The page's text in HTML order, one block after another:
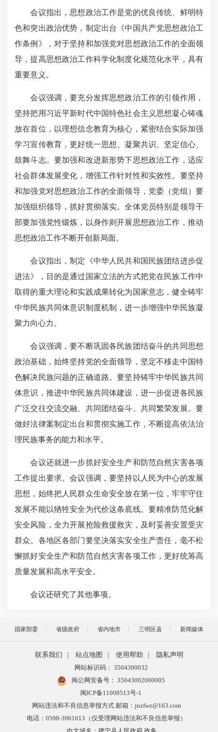
会议指出，思想政治工作是党的优良传统、鲜明特
色和突出政治优势，制定出台《中国共产党思想政治工
作条例》，对于坚持和加强党对思想政治工作的全面领
导，提高思想政治工作科学化制度化规范化水平，具有
重要意义。
会议强调，要充分发挥思想政治工作的引领作用，
坚持把用习近平新时代中国特色社会主义思想凝心铸魂
放在首位，以理想信念教育为核心，紧密结合实际加强
学习宣传教育，更好统一思想、凝聚共识、坚定信心、
鼓舞斗志。要加强和改进新形势下思想政治工作，适应
社会群体发展变化，增强工作针对性和实效性。要坚持
和加强党对思想政治工作的全面领导，党委（党组）要
加强组织领导，抓好贯彻落实。全体党员特别是领导干
部要加强党性锻炼，以身作则开展思想政治工作，推动
思想政治工作不断开创新局面。
会议指出，制定《中华人民共和国民族团结进步促
进法》，目的是通过国家立法的方式把党在民族工作中
取得的重大理论和实践成果转化为国家意志，健全铸牢
中华民族共同体意识制度机制，进一步增强中华民族凝
聚力向心力。
会议强调，要不断巩固各民族团结奋斗的共同思想
政治基础，始终坚持党的全面领导，坚定不移走中国特
色解决民族问题的正确道路。要坚持铸牢中华民族共同
体意识，推进中华民族共同体建设，进一步促进各民族
广泛交往交流交融、共同团结奋斗、共同繁荣发展。要
做好法律案制定出台和贯彻实施工作，不断提高依法治
理民族事务的能力和水平。
会议还就进一步抓好安全生产和防范自然灾害各项
工作提出要求。会议强调，要坚持以人民为中心的发展
思想，始终把人民群众生命安全放在第一位，牢牢守住
发展不能以牺牲安全为代价这条底线。要精准防范化解
安全风险，全力开展抢险救援救灾，及时妥善安置受灾
群众。各地区各部门要坚决落实安全生产责任，毫不松
懈抓好安全生产和防范自然灾害各项工作，更好统筹高
质量发展和高水平安全。
会议还研究了其他事项。
国家部委 省级政府 省内地市 三明区县 新闻媒体
联系我们 站点地图 使用帮助
隐私声明
网站标识码： 3504300032
闽公网安备号： 35043002000005
闽ICP备11008513号-1
网站违法和不良信息举报方式 邮箱：jnzfwz@163.com
电话：0598-3961613（仅受理网站违法和不良信息举报）